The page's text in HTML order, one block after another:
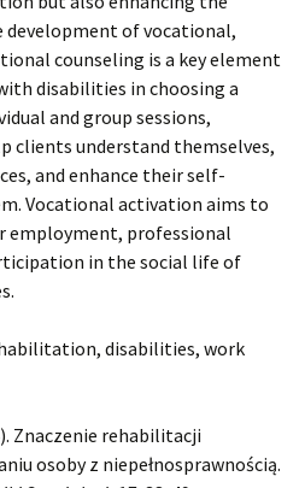
of vocational,
counseling is a key element
disabilities in choosing a
and group sessions,
clients understand themselves,
and enhance their self-
Vocational activation aims to
employment, professional
in the social life of
disabilities, work
Znaczenie rehabilitacji
osoby z niepełnosprawnością.